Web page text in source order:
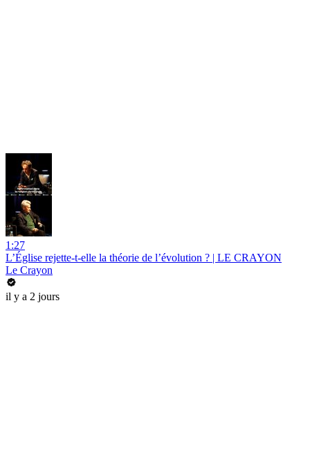
1:27
L’Église rejette-t-elle la théorie de l’évolution ? | LE CRAYON
Le Crayon
il y a 2 jours